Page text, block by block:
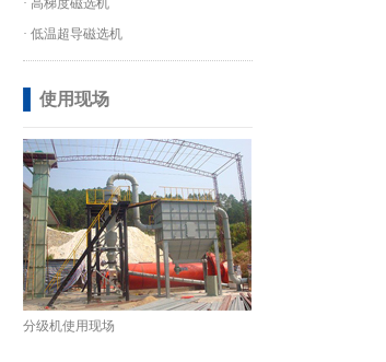
· 高梯度磁选机
· 低温超导磁选机
使用现场
分级机使用现场